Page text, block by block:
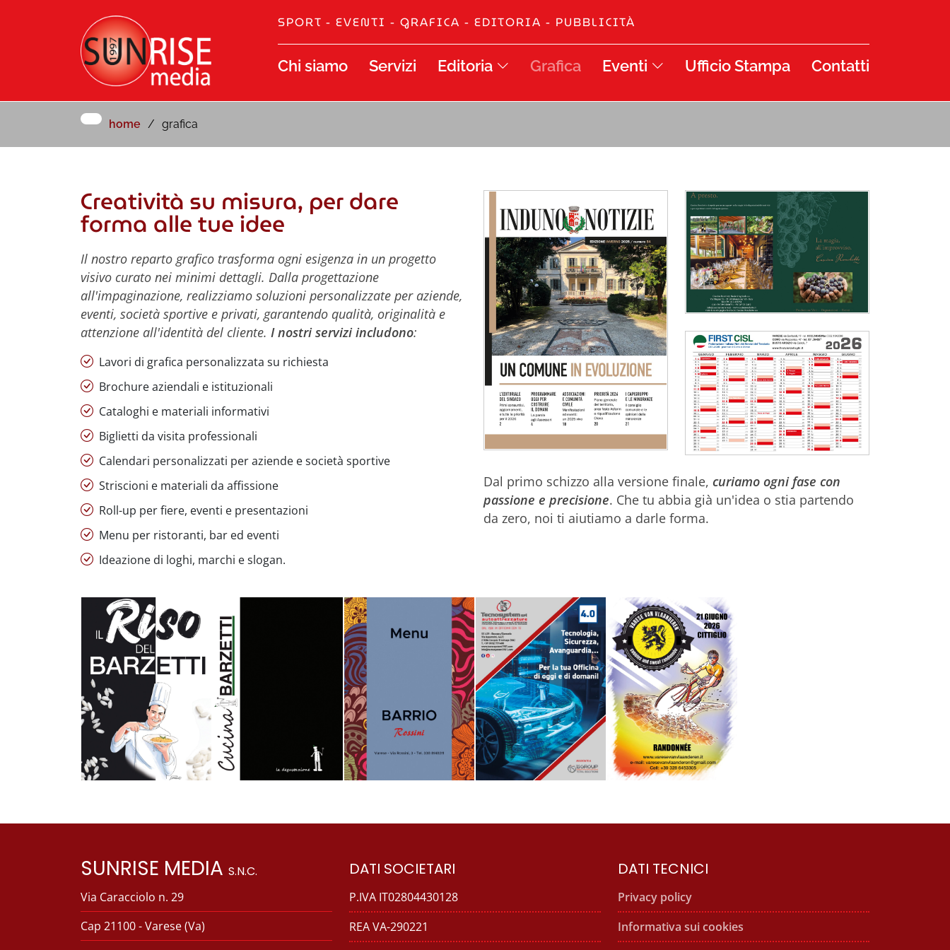
SPORT - EVENTI - GRAFICA - EDITORIA - PUBBLICITÀ
Chi siamo Servizi Editoria Grafica Eventi Ufficio Stampa Contatti
home grafica
Creatività su misura, per dare
forma alle tue idee
Il nostro reparto grafico trasforma ogni esigenza in un progetto
visivo curato nei minimi dettagli. Dalla progettazione
all'impaginazione, realizziamo soluzioni personalizzate per aziende,
eventi, società sportive e privati, garantendo qualità, originalità e
attenzione all'identità del cliente. I nostri servizi includono:
Lavori di grafica personalizzata su richiesta
Brochure aziendali e istituzionali
Cataloghi e materiali informativi
Biglietti da visita professionali
Calendari personalizzati per aziende e società sportive
Striscioni e materiali da affissione
Roll-up per fiere, eventi e presentazioni
Menu per ristoranti, bar ed eventi
Ideazione di loghi, marchi e slogan.
Dal primo schizzo alla versione finale, curiamo ogni fase con
passione e precisione. Che tu abbia già un'idea o stia partendo
da zero, noi ti aiutiamo a darle forma.
SUNRISE MEDIA S.N.C.
Via Caracciolo n. 29
Cap 21100 - Varese (Va)
DATI SOCIETARI
P.IVA IT02804430128
REA VA-290221
DATI TECNICI
Privacy policy
Informativa sui cookies